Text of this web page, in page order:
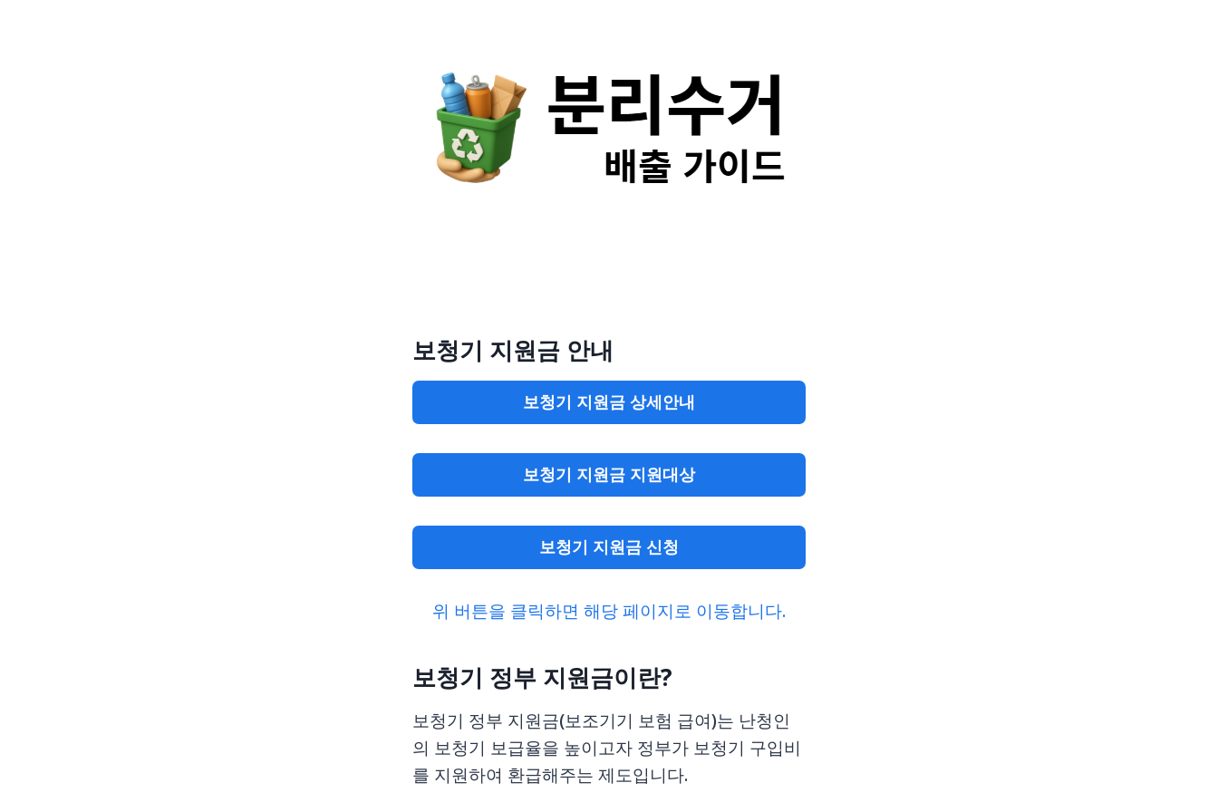
보청기 지원금 안내
보청기 지원금 상세안내
보청기 지원금 지원대상
보청기 지원금 신청
위 버튼을 클릭하면 해당 페이지로 이동합니다.
보청기 정부 지원금이란?
보청기 정부 지원금(보조기기 보험 급여)는 난청인
의 보청기 보급율을 높이고자 정부가 보청기 구입비
를 지원하여 환급해주는 제도입니다.